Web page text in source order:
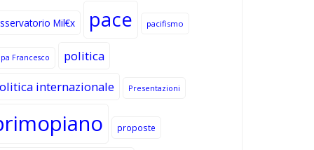
Mil€x pace pacifismo
Francesco
politica
internazionale
Presentazioni
proposte